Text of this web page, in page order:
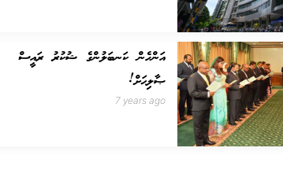
އަންހެން ކަނބަލުންގެ ޝުކުރު ރައީސް
ޞާލިޙަށް!
7 years ago